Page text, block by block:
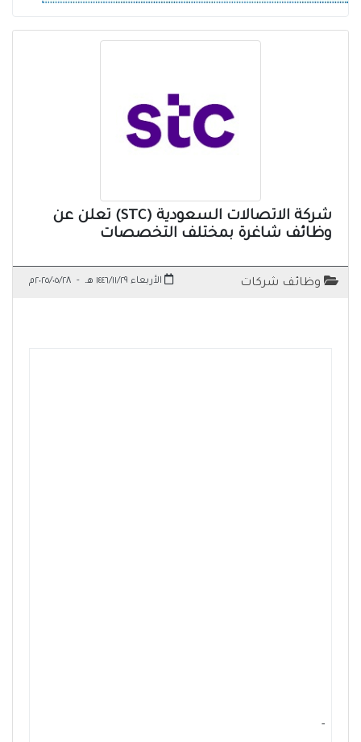
شركة الاتصالات السعودية (STC) تعلن عن
وظائف شاغرة بمختلف التخصصات
وظائف شركات الأربعاء ١٤٤٦/١١/٢٩ هـ - ٢٠٢٥/٠٥/٢٨م
-